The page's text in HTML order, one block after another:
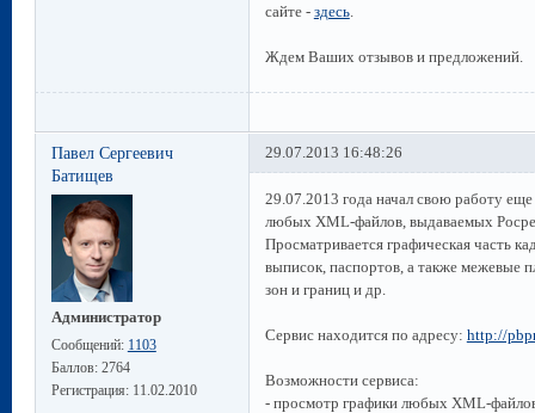
сайте - здесь.
Ждем Ваших отзывов и предложений.
Павел Сергеевич
Батищев
Администратор
Сообщений: 1103
Баллов: 2764
Регистрация: 11.02.2010
29.07.2013 16:48:26
29.07.2013 года начал свою работу
любых XML-файлов, выдаваемых
Просматривается графическая часть
выписок, паспортов, а также межевые
зон и границ и др.
Сервис находится по адресу: http://
Возможности сервиса:
- просмотр графики любых XML-